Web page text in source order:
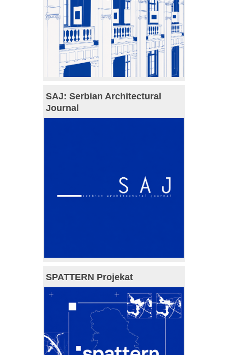
SAJ: Serbian Architectural
Journal
SPATTERN Projekat